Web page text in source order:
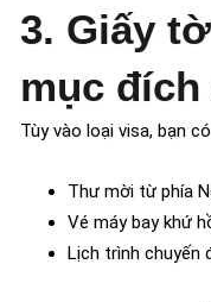
3. Giấy
mục
Tùy vào loại visa, bạn
Thư mời từ phía
Vé máy bay khứ
Lịch trình chuyến